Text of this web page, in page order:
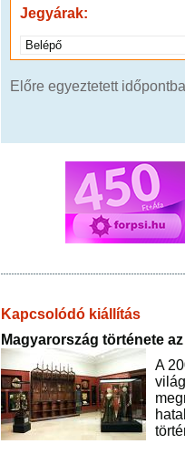
Jegyárak:
Belépő
Előre egyeztetett
Kapcsolódó kiállítás
Magyarország története
A